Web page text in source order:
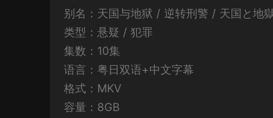
别名：天国与地狱 / 逆转刑警 / 天国と
类型：悬疑 / 犯罪
集数：10集
语言：粤日双语+中文字幕
格式：MKV
容量：8GB